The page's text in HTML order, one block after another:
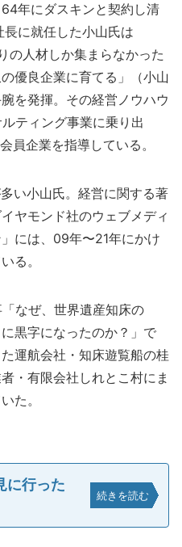
年にダスキンと契約し清
に就任した小山氏は
の人材しか集まらなかった
優良企業に育てる」（小山
を発揮。その経営ノウハウ
ティング事業に乗り出
員企業を指導している。
い小山氏。経営に関する著
ヤモンド社のウェブメディ
には、09年〜21年にかけ
る。
なぜ、世界遺産知床の
黒字になったのか？」で
運航会社・知床遊覧船の桂
・有限会社しれとこ村にま
た。
に行った
続きを読む